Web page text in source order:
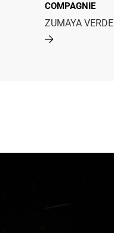
COMPAGNIE
ZUMAYA VERDE